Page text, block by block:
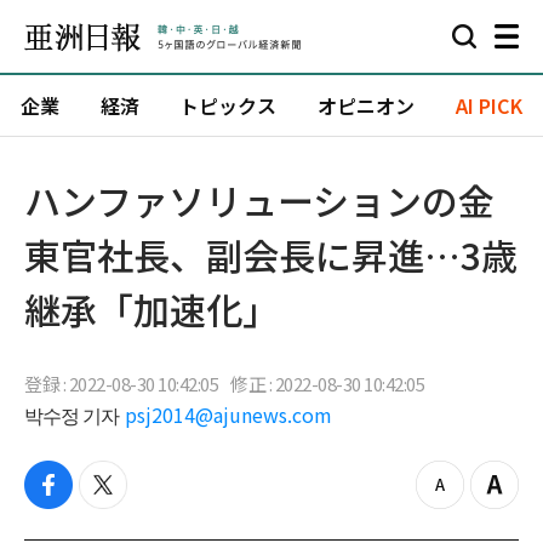
企業 経済 トピックス オピニオン AI PICK
ハンファソリューションの金
東官社長、副会長に昇進…3歳
継承「加速化」
登録 : 2022-08-30 10:42:05 修正 : 2022-08-30 10:42:05
박수정 기자 psj2014@ajunews.com
f
t
z
Z